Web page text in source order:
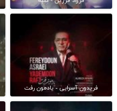
فریدون آسرایی - یادمون رفت